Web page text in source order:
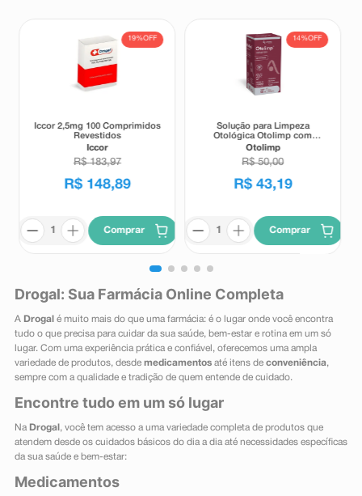
19%OFF
Iccor 2,5mg 100 Comprimidos
Revestidos
Iccor
R$ 183,97
R$ 148,89
Comprar
14%OFF
Solução para Limpeza
Otológica Otolimp com
Gotejador 2ml
Otolimp
R$ 50,00
R$ 43,19
Comprar
Drogal: Sua Farmácia Online Completa
A Drogal é muito mais do que uma farmácia: é o lugar onde você encontra
tudo o que precisa para cuidar da sua saúde, bem-estar e rotina em um só
lugar. Com uma experiência prática e confiável, oferecemos uma ampla
variedade de produtos, desde medicamentosaté itens de conveniência,
sempre com a qualidade e tradição de quem entende de cuidado.
Encontre tudo em um só lugar
Na Drogal , você tem acesso a uma variedade completa de produtos que
atendem desde os cuidados básicos do dia a dia até necessidades específicas
da sua saúde e bem-estar:
Medicamentos